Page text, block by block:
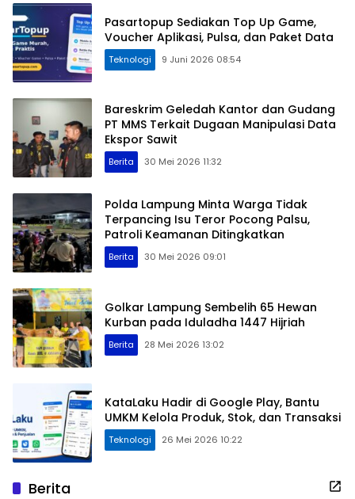
Pasartopup Sediakan Top Up Game,
Voucher Aplikasi, Pulsa, dan Paket Data
Teknologi 9 Juni 2026 08:54
Bareskrim Geledah Kantor dan Gudang
PT MMS Terkait Dugaan Manipulasi Data
Ekspor Sawit
Berita 30 Mei 2026 11:32
Polda Lampung Minta Warga Tidak
Terpancing Isu Teror Pocong Palsu,
Patroli Keamanan Ditingkatkan
Berita 30 Mei 2026 09:01
Golkar Lampung Sembelih 65 Hewan
Kurban pada Iduladha 1447 Hijriah
Berita 28 Mei 2026 13:02
KataLaku Hadir di Google Play, Bantu
UMKM Kelola Produk, Stok, dan Transaksi
Teknologi 26 Mei 2026 10:22
Berita